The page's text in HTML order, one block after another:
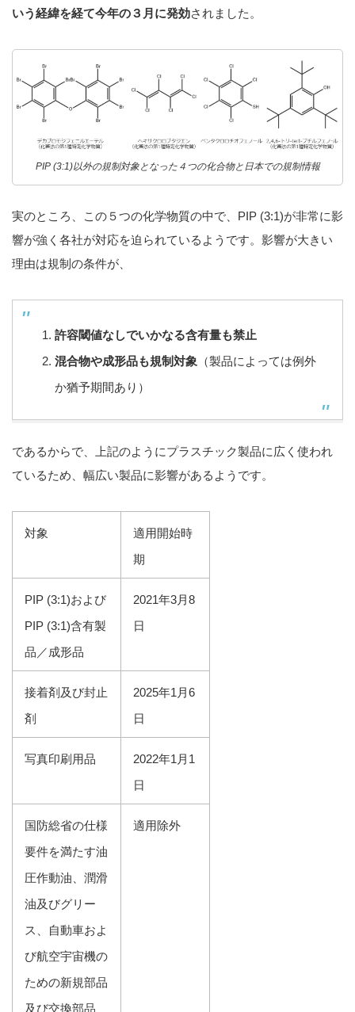
いう経緯を経て今年の３月に発効されました。
PIP (3:1)以外の規制対象となった４つの化合物と日本での規制情報
実のところ、この５つの化学物質の中で、PIP (3:1)が非常に影
響が強く各社が対応を迫られているようです。影響が大きい
理由は規制の条件が、
許容閾値なしでいかなる含有量も禁止
混合物や成形品も規制対象 （製品によっては例外
か猶予期間あり）
であるからで、上記のようにプラスチック製品に広く使われ
ているため、幅広い製品に影響があるようです。
対象
適用開始時
期
PIP (3:1)および
PIP (3:1)含有製
品／成形品
2021年3月8
日
接着剤及び封止
剤
2025年1月6
日
写真印刷用品
2022年1月1
日
国防総省の仕様
要件を満たす油
圧作動油、潤滑
油及びグリー
ス、自動車およ
び航空宇宙機の
ための新規部品
及び交換部品
適用除外